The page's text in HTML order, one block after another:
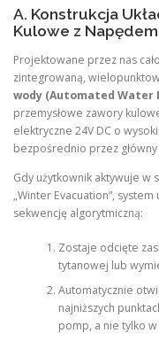
A. Konstrukcja
Kulowe z
Projektowane przez nas
zintegrowaną,
wody (Automated Water
przemysłowe zawory
elektryczne 24V DC o
bezpośrednio przez
Gdy użytkownik aktywuje w
„Winter Evacuation”,
sekwencję algorytmiczną:
Zostaje odcięte
tytanowej lub
Automatycznie
najniższych
pomp, a nie tylko